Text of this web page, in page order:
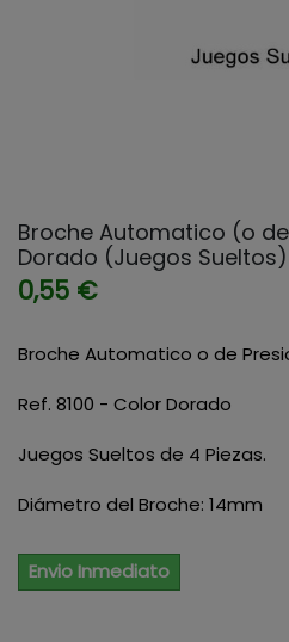
Broche Automatico (o de
Dorado (Juegos Sueltos)
0,55 €
Broche Automatico o de
Ref. 8100 - Color Dorado
Juegos Sueltos de 4 Piezas.
Diámetro del Broche: 14mm
Envio Inmediato